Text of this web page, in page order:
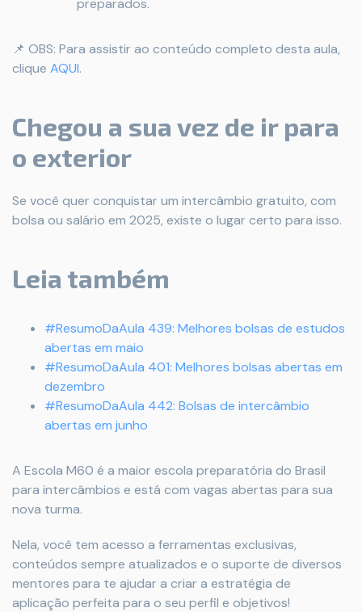
preparados.
📌 OBS: Para assistir ao conteúdo completo desta aula,
clique AQUI.
Chegou a sua vez de ir para
o exterior
Se você quer conquistar um intercâmbio gratuito, com
bolsa ou salário em 2025, existe o lugar certo para isso.
Leia também
#ResumoDaAula 439: Melhores bolsas de estudos
abertas em maio
#ResumoDaAula 401: Melhores bolsas abertas em
dezembro
#ResumoDaAula 442: Bolsas de intercâmbio
abertas em junho
A Escola M60 é a maior escola preparatória do Brasil
para intercâmbios e está com vagas abertas para sua
nova turma.
Nela, você tem acesso a ferramentas exclusivas,
conteúdos sempre atualizados e o suporte de diversos
mentores para te ajudar a criar a estratégia de
aplicação perfeita para o seu perfil e objetivos!